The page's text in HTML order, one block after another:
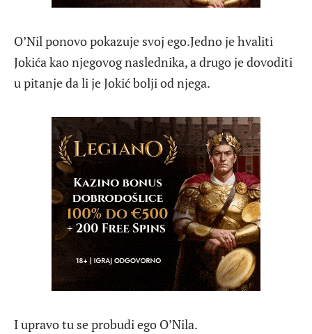
O’Nil ponovo pokazuje svoj ego.Jedno je hvaliti
Jokića kao njegovog naslednika, a drugo je dovoditi
u pitanje da li je Jokić bolji od njega.
I upravo tu se probudi ego O’Nila.